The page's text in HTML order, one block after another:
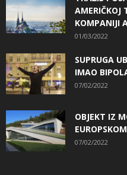
AMERIČKOJ
KOMPANIJI
01/03/2022
SUPRUGA
IMAO
07/02/2022
OBJEKT IZ
07/02/2022